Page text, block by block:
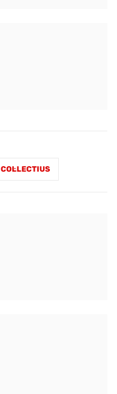
COL·LECTIUS